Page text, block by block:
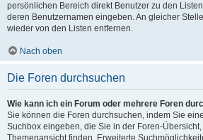
persönlichen Bereich direkt Benutzer zu den
deren Benutzernamen eingeben. An gleicher
wieder von den Listen entfernen.
Nach oben
Die Foren durchsuchen
Wie kann ich ein Forum oder mehrere Foren
Sie können die Foren durchsuchen, indem Sie
Suchbox eingeben, die Sie in der Foren-
Themenansicht finden. Erweiterte